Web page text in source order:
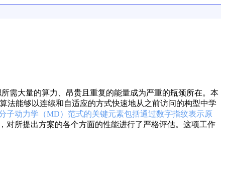
需大量的算力、昂贵且重复的能量成为严重的瓶颈所在。本
算法能够以连续和自适应的方式快速地从之前访问的构型中学
子动力学（MD）范式的关键元素包括通过数字指纹表示原
对所提出方案的各个方面的性能进行了严格评估。这项工作